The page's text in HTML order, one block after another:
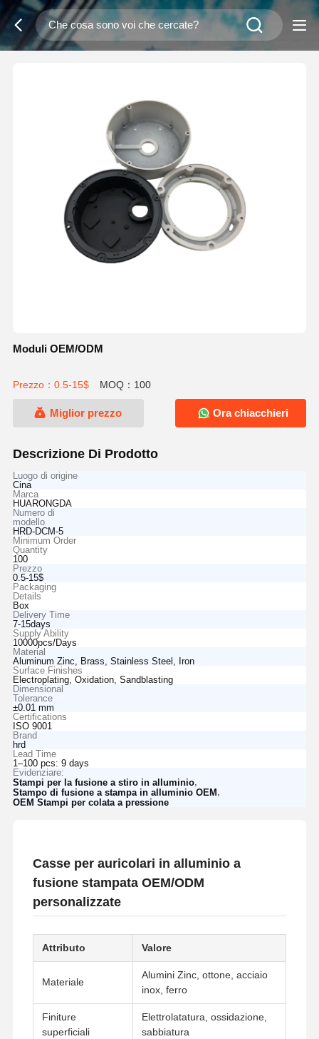
Moduli OEM/ODM
Prezzo：0.5-15$ MOQ：100
Miglior prezzo Ora chiacchieri
Descrizione Di Prodotto
Luogo di origine
Cina
Marca
HUARONGDA
Numero di
modello
HRD-DCM-5
Minimum Order
Quantity
100
Prezzo
0.5-15$
Packaging
Details
Box
Delivery Time
7-15days
Supply Ability
10000pcs/Days
Material
Aluminum Zinc, Brass, Stainless Steel, Iron
Surface Finishes
Electroplating, Oxidation, Sandblasting
Dimensional
Tolerance
±0.01 mm
Certifications
ISO 9001
Brand
hrd
Lead Time
1–100 pcs: 9 days
Evidenziare:
Stampi per la fusione a stiro in alluminio,
Stampo di fusione a stampa in alluminio OEM
OEM Stampi per colata a pressione
Casse per auricolari in alluminio a
fusione stampata OEM/ODM
personalizzate
Attributo Valore
Materiale
Alumini Zinc, ottone, acciaio
inox, ferro
Finiture
superficiali
Elettrolatatura, ossidazione,
sabbiatura